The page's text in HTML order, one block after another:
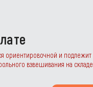
ориентировочной и подлежит
взвешивания на складе